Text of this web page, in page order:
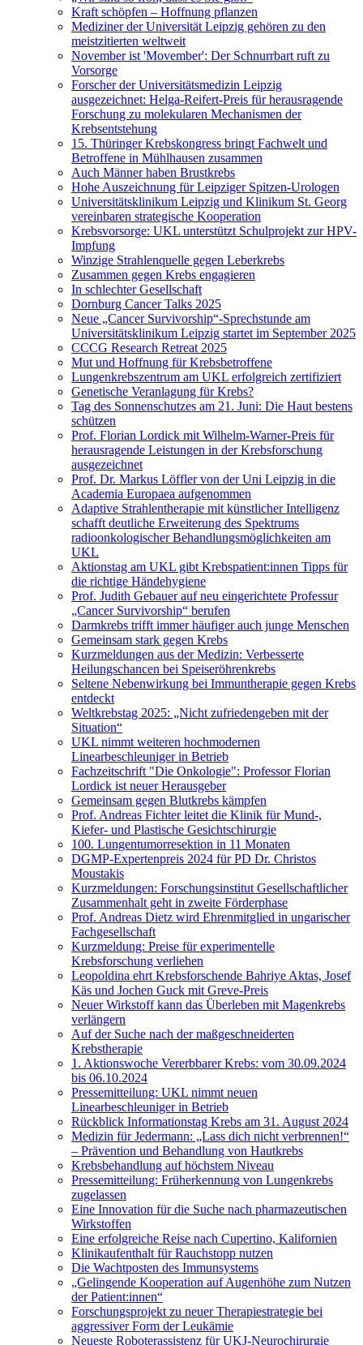
Kraft schöpfen – Hoffnung pflanzen
Mediziner der Universität Leipzig gehören zu den
meistzitierten weltweit
November ist 'Movember': Der Schnurrbart ruft zu
Vorsorge
Forscher der Universitätsmedizin Leipzig
ausgezeichnet: Helga-Reifert-Preis für herausragende
Forschung zu molekularen Mechanismen der
Krebsentstehung
15. Thüringer Krebskongress bringt Fachwelt und
Betroffene in Mühlhausen zusammen
Auch Männer haben Brustkrebs
Hohe Auszeichnung für Leipziger Spitzen-Urologen
Universitätsklinikum Leipzig und Klinikum St. Georg
vereinbaren strategische Kooperation
Krebsvorsorge: UKL unterstützt Schulprojekt zur HPV-
Impfung
Winzige Strahlenquelle gegen Leberkrebs
Zusammen gegen Krebs engagieren
In schlechter Gesellschaft
Dornburg Cancer Talks 2025
Neue „Cancer Survivorship“-Sprechstunde am
Universitätsklinikum Leipzig startet im September 2025
CCCG Research Retreat 2025
Mut und Hoffnung für Krebsbetroffene
Lungenkrebszentrum am UKL erfolgreich zertifiziert
Genetische Veranlagung für Krebs?
Tag des Sonnenschutzes am 21. Juni: Die Haut bestens
schützen
Prof. Florian Lordick mit Wilhelm-Warner-Preis für
herausragende Leistungen in der Krebsforschung
ausgezeichnet
Prof. Dr. Markus Löffler von der Uni Leipzig in die
Academia Europaea aufgenommen
Adaptive Strahlentherapie mit künstlicher Intelligenz
schafft deutliche Erweiterung des Spektrums
radioonkologischer Behandlungsmöglichkeiten am
UKL
Aktionstag am UKL gibt Krebspatient:innen Tipps für
die richtige Händehygiene
Prof. Judith Gebauer auf neu eingerichtete Professur
„Cancer Survivorship“ berufen
Darmkrebs trifft immer häufiger auch junge Menschen
Gemeinsam stark gegen Krebs
Kurzmeldungen aus der Medizin: Verbesserte
Heilungschancen bei Speiseröhrenkrebs
Seltene Nebenwirkung bei Immuntherapie gegen Krebs
entdeckt
Weltkrebstag 2025: „Nicht zufriedengeben mit der
Situation“
UKL nimmt weiteren hochmodernen
Linearbeschleuniger in Betrieb
Fachzeitschrift "Die Onkologie": Professor Florian
Lordick ist neuer Herausgeber
Gemeinsam gegen Blutkrebs kämpfen
Prof. Andreas Fichter leitet die Klinik für Mund-,
Kiefer- und Plastische Gesichtschirurgie
100. Lungentumorresektion in 11 Monaten
DGMP-Expertenpreis 2024 für PD Dr. Christos
Moustakis
Kurzmeldungen: Forschungsinstitut Gesellschaftlicher
Zusammenhalt geht in zweite Förderphase
Prof. Andreas Dietz wird Ehrenmitglied in ungarischer
Fachgesellschaft
Kurzmeldung: Preise für experimentelle
Krebsforschung verliehen
Leopoldina ehrt Krebsforschende Bahriye Aktas, Josef
Käs und Jochen Guck mit Greve-Preis
Neuer Wirkstoff kann das Überleben mit Magenkrebs
verlängern
Auf der Suche nach der maßgeschneiderten
Krebstherapie
1. Aktionswoche Vererbbarer Krebs: vom 30.09.2024
bis 06.10.2024
Pressemitteilung: UKL nimmt neuen
Linearbeschleuniger in Betrieb
Rückblick Informationstag Krebs am 31. August 2024
Medizin für Jedermann: „Lass dich nicht verbrennen!“
– Prävention und Behandlung von Hautkrebs
Krebsbehandlung auf höchstem Niveau
Pressemitteilung: Früherkennung von Lungenkrebs
zugelassen
Eine Innovation für die Suche nach pharmazeutischen
Wirkstoffen
Eine erfolgreiche Reise nach Cupertino, Kalifornien
Klinikaufenthalt für Rauchstopp nutzen
Die Wachtposten des Immunsystems
„Gelingende Kooperation auf Augenhöhe zum Nutzen
der Patient:innen“
Forschungsprojekt zu neuer Therapiestrategie bei
aggressiver Form der Leukämie
Neueste Roboterassistenz für UKJ-Neurochirurgie